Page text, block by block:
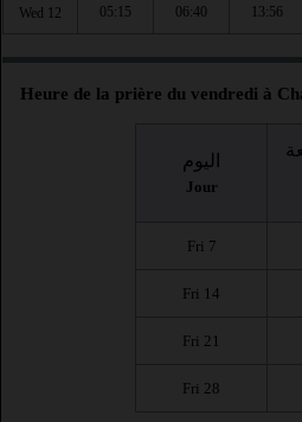
Wed 12 05:15 06:40 13:56
Heure de la prière du vendredi à
اليوم
Jour
Fri 7
Fri 14
Fri 21
Fri 28